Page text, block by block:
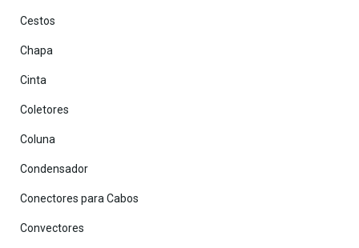
Cestos
Chapa
Cinta
Coletores
Coluna
Condensador
Conectores para Cabos
Convectores